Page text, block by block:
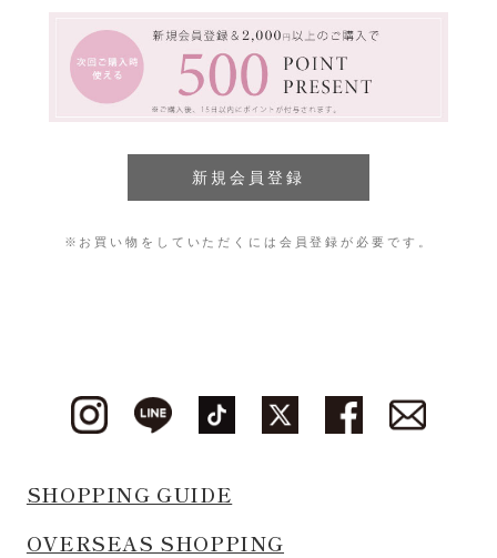
※お買い物をしていただくには会員登録が必要です。
SHOPPING GUIDE
OVERSEAS SHOPPING